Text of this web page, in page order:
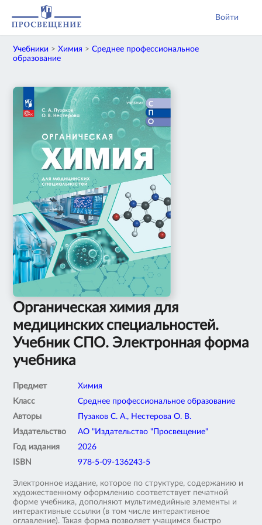
Войти
Учебники >Химия >Среднее профессиональное
образование
Органическая химия для
медицинских специальностей.
Учебник СПО. Электронная форма
учебника
Предмет
Химия
Класс
Среднее профессиональное образование
Авторы
Пузаков С. А., Нестерова О. В.
Издательство
АО "Издательство "Просвещение"
Год издания
2026
ISBN
978-5-09-136243-5
Электронное издание, которое по структуре, содержанию и
художественному оформлению соответствует печатной
форме учебника, дополняют мультимедийные элементы и
интерактивные ссылки (в том числе интерактивное
оглавление). Такая форма позволяет учащимся быстро